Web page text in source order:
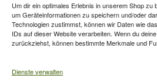
Um dir ein optimales Erlebnis in unserem Shop zu
um Geräteinformationen zu speichern und/oder
Technologien zustimmst, können wir Daten wie
IDs auf dieser Website verarbeiten. Wenn du
zurückziehst, können bestimmte Merkmale und
Dienste verwalten
Vertrag
Unsere Onlinepreise können günstiger sein.